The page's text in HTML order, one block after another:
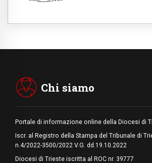
all'unità in mezzo alle sfide
diventa diocesi
Chi siamo
Portale di informazione online della Diocesi di
Iscr. al Registro della Stampa del Tribunale di
n.4/2022-3500/2022 V.G. dd.19.10.2022
Diocesi di Trieste iscritta al ROC nr. 39777